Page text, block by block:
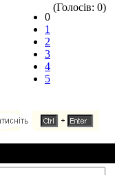
0
1
2
3
4
5
(Голосів: 0)